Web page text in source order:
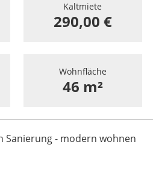
Kaltmiete
290,00 €
Wohnfläche
46 m²